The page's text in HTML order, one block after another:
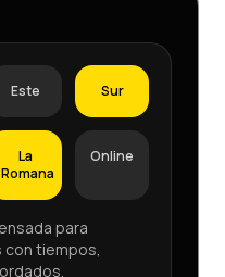
Este Sur
La
Romana
Online
para
tiempos,